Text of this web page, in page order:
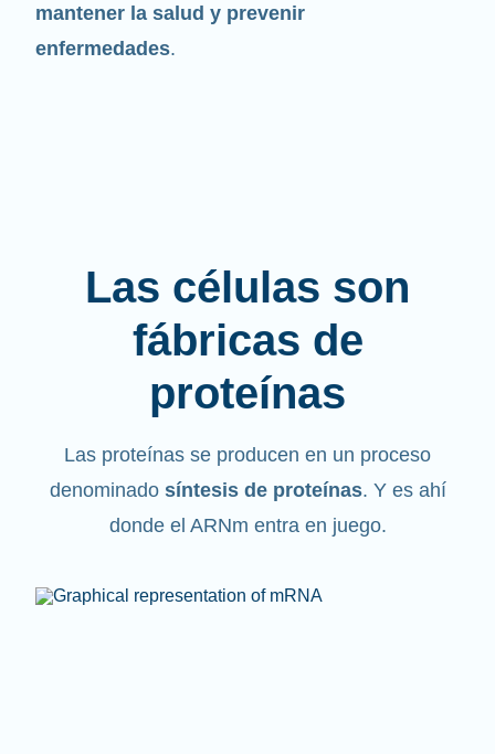
mantener la salud y prevenir
enfermedades.
Las células son
fábricas de
proteínas
Las proteínas se producen en un proceso
denominado síntesis de proteínas. Y es ahí
donde el ARNm entra en juego.